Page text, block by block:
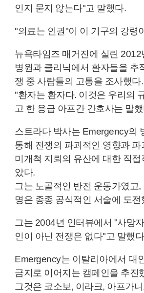
인지 묻지 않는다"고 말했다.
"의료는 인권"이 이 기구의 강령
뉴욕타임즈 매거진에 실린 2012
병원과 클리닉에서 환자들을 추
쟁 중 사람들의 고통을 조사했다.
"환자는 환자다. 이것은 우리의
고 한 응급 아프간 간호사는 말
스트라다 박사는 Emergency의
통해 전쟁의 파괴적인 영향과 파
미개척 지뢰의 유산에 대한 직접
았다.
그는 노골적인 반전 운동가였고,
명은 종종 공식적인 서술에 도전
그는 2004년 인터뷰에서 "사망
인이 아닌 전쟁은 없다"고 말했
Emergency는 이탈리아에서 대
금지로 이어지는 캠페인을 추진
그것은 코소보, 이라크, 아프가